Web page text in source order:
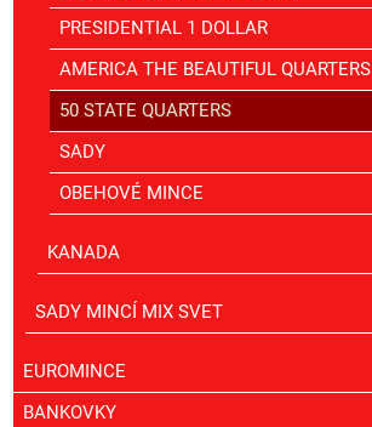
PRESIDENTIAL 1 DOLLAR
AMERICA THE BEAUTIFUL QUARTERS
50 STATE QUARTERS
SADY
OBEHOVÉ MINCE
KANADA
SADY MINCÍ MIX SVET
EUROMINCE
BANKOVKY